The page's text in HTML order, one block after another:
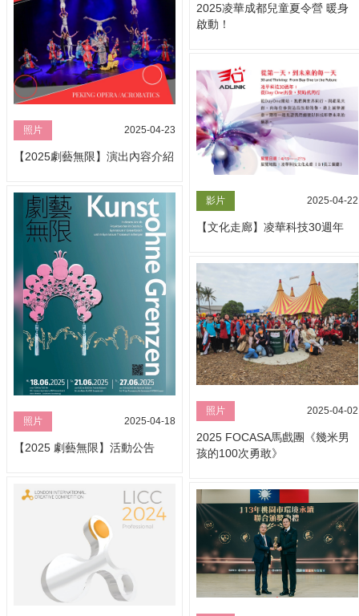
2025凌華成都兒童夏令營 暖身
啟動！
照片 2025-04-23
【2025劇藝無限】演出內容介紹
影片 2025-04-22
【文化走廊】凌華科技30週年
照片 2025-04-18
【2025 劇藝無限】活動公告
照片 2025-04-02
2025 FOCASA馬戲團《幾米男
孩的100次勇敢》